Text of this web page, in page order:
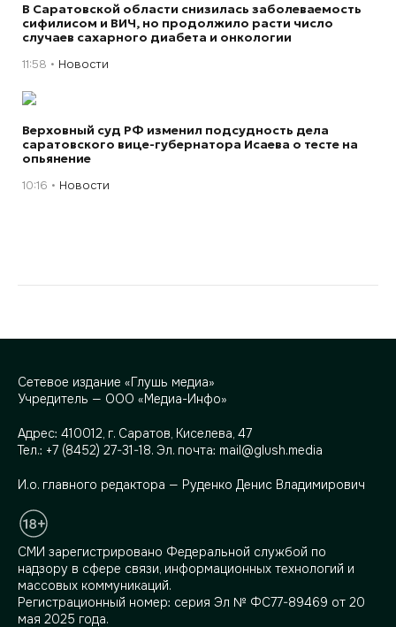
В Саратовской области снизилась заболеваемость
сифилисом и ВИЧ, но продолжило расти число
случаев сахарного диабета и онкологии
11:58 Новости
Верховный суд РФ изменил подсудность дела
саратовского вице-губернатора Исаева о тесте на
опьянение
10:16 Новости
Сетевое издание «Глушь медиа»
Учредитель — ООО «Медиа-Инфо»
Адрес: 410012, г. Саратов, Киселева, 47
Тел.: +7 (8452) 27-31-18. Эл. почта: mail@glush.media
И.о. главного редактора — Руденко Денис Владимирович
СМИ зарегистрировано Федеральной службой по
надзору в сфере связи, информационных технологий и
массовых коммуникаций.
Регистрационный номер: серия Эл № ФС77-89469 от 20
мая 2025 года.